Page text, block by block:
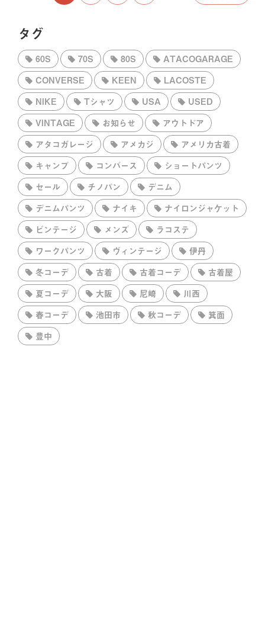
タグ
60S 70S 80S
ATACOGARAGE
CONVERSE
KEEN
LACOSTE
NIKE
Tシャツ USA
USED
VINTAGE
お知らせ
アウトドア
アタコガレージ
アメカジ
アメリカ古着
キャンプ
コンバース
ショートパンツ
セール
チノパン
デニム
デニムパンツ
ナイキ
ナイロンジャケット
ビンテージ
メンズ
ラコステ
ワークパンツ
ヴィンテージ
伊丹
冬コーデ
古着 古着コーデ
古着屋
夏コーデ
大阪 尼崎
川西
春コーデ
池田市 秋コーデ
箕面
豊中